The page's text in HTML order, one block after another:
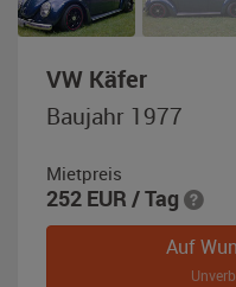
VW Käfer,
Baujahr
1977,
Baujahr 1977
Mietpreis
252 EUR / Tag
Auf